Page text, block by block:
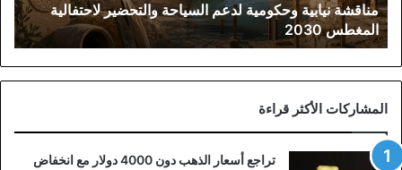
2030
مناقشة نيابية وحكومية لدعم السياحة والتحضير لاحتفالية
المغطس 2030
المشاركات الأكثر قراءة
تراجع أسعار الذهب دون 4000 دولار مع انخفاض